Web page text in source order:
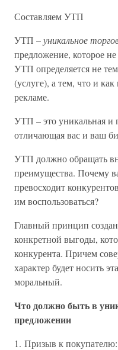
Составляем УТП
УТП –уникальное
предложение, которое
УТП определяется не
(услуге), а тем, что и
рекламе.
УТП – это уникальная и
отличающая вас и ваш
УТП должно обращать
преимущества. Почему
превосходит
им воспользоваться?
Главный принцип
конкретной выгоды,
конкурента. Причем
характер будет носить
моральный.
Что должно быть в
предложении
1. Призыв к